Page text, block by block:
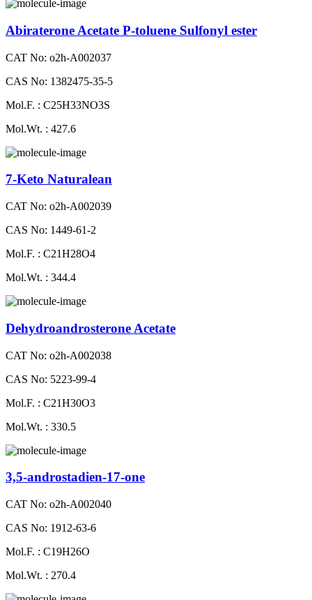
Abiraterone Acetate P-toluene Sulfonyl ester
CAT No: o2h-A002037
CAS No: 1382475-35-5
Mol.F. : C25H33NO3S
Mol.Wt. : 427.6
7-Keto Naturalean
CAT No: o2h-A002039
CAS No: 1449-61-2
Mol.F. : C21H28O4
Mol.Wt. : 344.4
Dehydroandrosterone Acetate
CAT No: o2h-A002038
CAS No: 5223-99-4
Mol.F. : C21H30O3
Mol.Wt. : 330.5
3,5-androstadien-17-one
CAT No: o2h-A002040
CAS No: 1912-63-6
Mol.F. : C19H26O
Mol.Wt. : 270.4